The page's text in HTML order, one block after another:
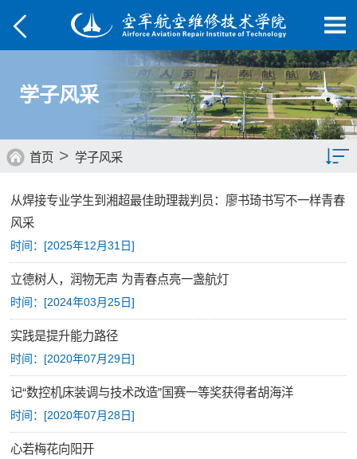
学子风采
首页 > 学子风采
综合要闻
从焊接专业学生到湘超最佳助理裁判员：廖书琦书写不一样青春
风采
时间：[2025年12月31日]
立德树人，润物无声 为青春点亮一盏航灯
时间：[2024年03月25日]
实践是提升能力路径
时间：[2020年07月29日]
记“数控机床装调与技术改造”国赛一等奖获得者胡海洋
时间：[2020年07月28日]
心若梅花向阳开